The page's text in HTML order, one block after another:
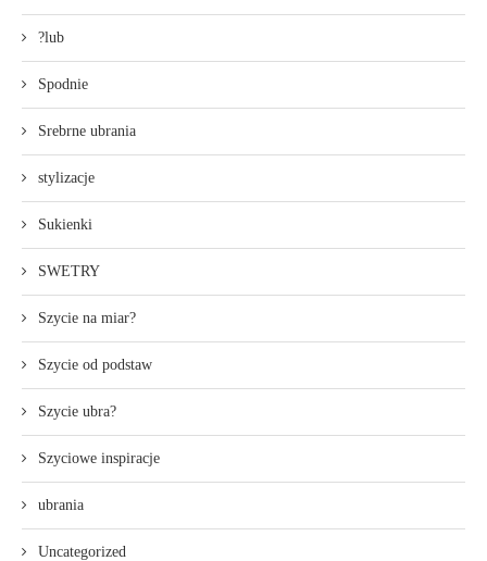
?lub
Spodnie
Srebrne ubrania
stylizacje
Sukienki
SWETRY
Szycie na miar?
Szycie od podstaw
Szycie ubra?
Szyciowe inspiracje
ubrania
Uncategorized